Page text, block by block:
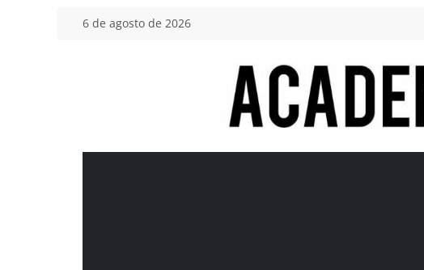
Saltar6 de agosto de 2026
Academia
del